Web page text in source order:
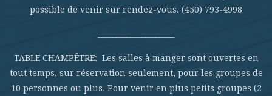
possible de venir sur rendez-vous. (450) 793-4998
TABLE CHAMPÊTRE: Les salles à manger sont ouvertes en
tout temps, sur réservation seulement, pour les groupes de
10 personnes ou plus. Pour venir en plus petits groupes (2